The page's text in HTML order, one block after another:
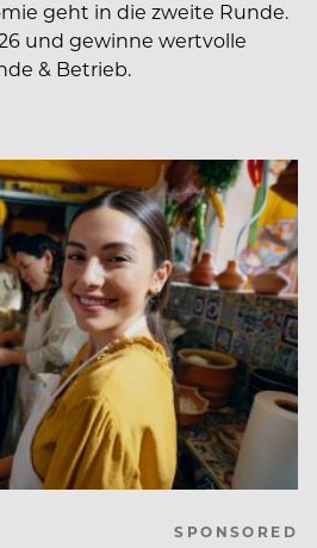
geht in die zweite Runde.
und gewinne wertvolle
& Betrieb.
SPONSORED